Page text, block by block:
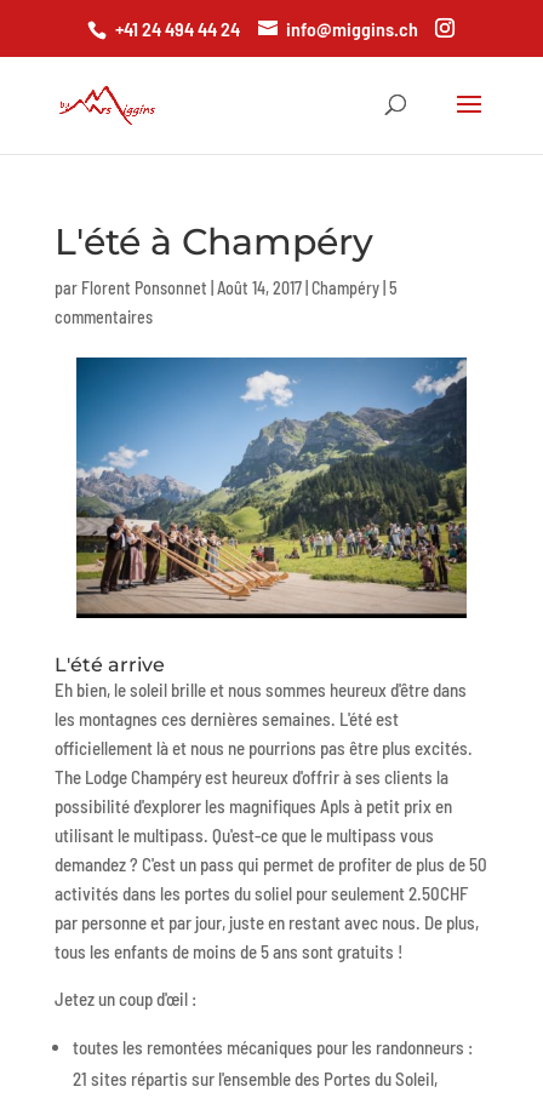
+41 24 494 44 24 info@miggins.ch
L'été à Champéry
par Florent Ponsonnet Août 14, 2017| Champéry| 5
commentaires
L'été arrive
Eh bien, le soleil brille et nous sommes heureux d'être dans
les montagnes ces dernières semaines. L'été est
officiellement là et nous ne pourrions pas être plus excités.
The Lodge Champéry est heureux d'offrir à ses clients la
possibilité d'explorer les magnifiques Apls à petit prix en
utilisant le multipass. Qu'est-ce que le multipass vous
demandez ? C'est un pass qui permet de profiter de plus de 50
activités dans les portes du soliel pour seulement 2.50CHF
par personne et par jour, juste en restant avec nous. De plus,
tous les enfants de moins de 5 ans sont gratuits !
Jetez un coup d'œil :
toutes les remontées mécaniques pour les randonneurs :
21 sites répartis sur l'ensemble des Portes du Soleil,